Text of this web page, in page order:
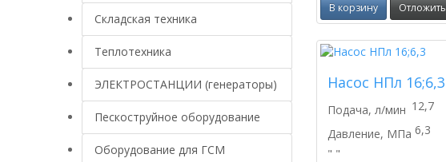
Складская техника
Теплотехника
ЭЛЕКТРОСТАНЦИИ (генераторы)
Пескоструйное оборудование
Оборудование для ГСМ
В корзину Отложить
Насос НПл 16;6,3
Подача, л/мин 12,7
Давление, МПа 6,3
" "